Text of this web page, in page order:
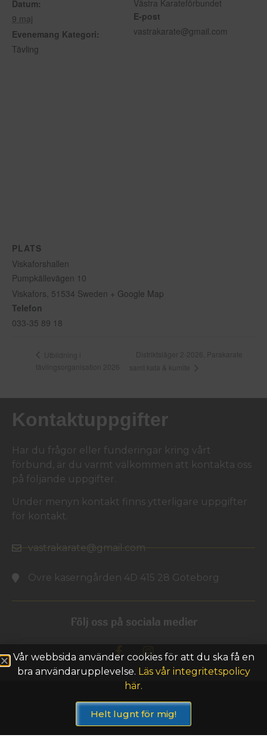
Datum:
9 maj
Evenemang Kategori:
Tävling
Västra Karateförbundet
E-post
vastrakarate@gmail.com
PLATS
Viskaforshallen
Pumpkällevägen 10
Viskafors 51534 Sweden + Google Map
Telefon
033-35 89 18
Kontaktuppgifter
Har du frågor eller funderingar kring vårt
förbund, är du varmt välkommen att kontakta oss
på följande uppgifter.
Under menyn kontakt finns ytterligare uppgifter
för kontakt.
vastrakarate@gmail.com
Övre kaserngården 4D 415 28 Göteborg
Följ oss på sociala medier
Vår webbsida använder cookies för att du ska få en
bra användarupplevelse. Läs vår integritetspolicy
här.
Helt lugnt för mig!